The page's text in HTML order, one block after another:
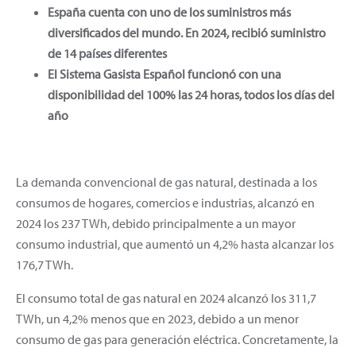
España cuenta con uno de los suministros más
diversificados del mundo. En 2024, recibió suministro
de 14 países diferentes
El Sistema Gasista Español funcionó con una
disponibilidad del 100% las 24 horas, todos los días del
año
La demanda convencional de gas natural, destinada a los
consumos de hogares, comercios e industrias, alcanzó en
2024 los 237 TWh, debido principalmente a un mayor
consumo industrial, que aumentó un 4,2% hasta alcanzar los
176,7 TWh.
El consumo total de gas natural en 2024 alcanzó los 311,7
TWh, un 4,2% menos que en 2023, debido a un menor
consumo de gas para generación eléctrica. Concretamente, la